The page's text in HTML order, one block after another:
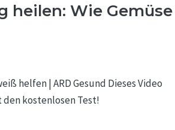
heilen: Wie Gemüse
helfen | ARD Gesund Dieses Video
den kostenlosen Test!